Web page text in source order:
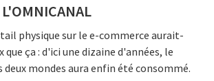
physique sur le e-commerce aurait-
que ça : d'ici une dizaine d'années, le
mondes aura enfin été consommé.